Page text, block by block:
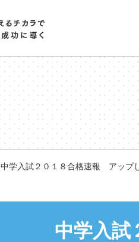
中学入試２０１８合格速報 アップ
中学入試